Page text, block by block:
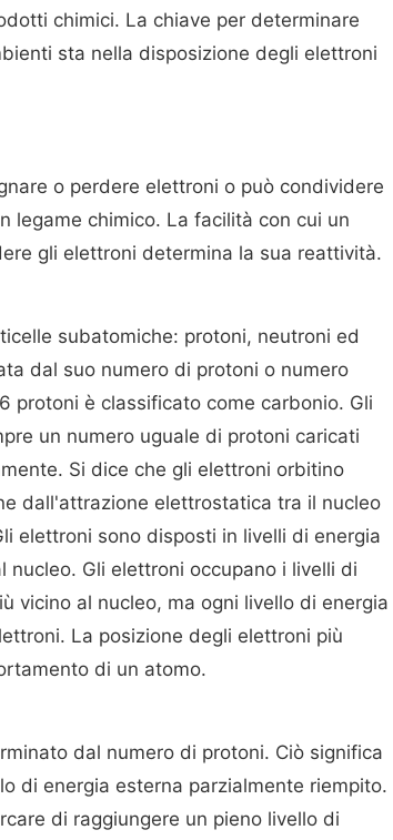
chimici. La chiave per determinare
sta nella disposizione degli elettroni
o perdere elettroni o può condividere
legame chimico. La facilità con cui un
gli elettroni determina la sua reattività.
subatomiche: protoni, neutroni ed
dal suo numero di protoni o numero
protoni è classificato come carbonio. Gli
un numero uguale di protoni caricati
Si dice che gli elettroni orbitino
dall'attrazione elettrostatica tra il nucleo
elettroni sono disposti in livelli di energia
Gli elettroni occupano i livelli di
vicino al nucleo, ma ogni livello di energia
La posizione degli elettroni più
di un atomo.
dal numero di protoni. Ciò significa
di energia esterna parzialmente riempito.
di raggiungere un pieno livello di